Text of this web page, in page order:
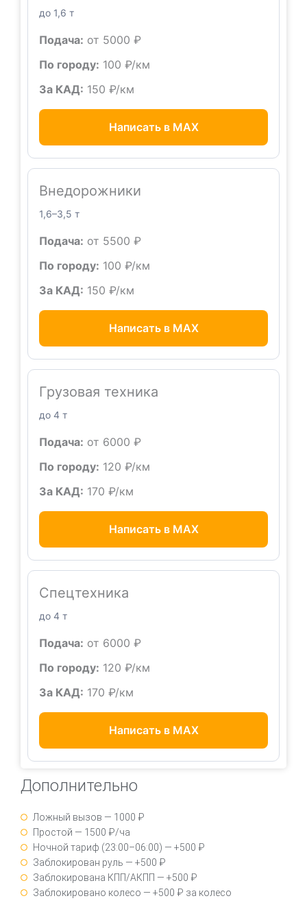
до 1,6 т
Подача: от 5000 ₽
По городу: 100 ₽/км
За КАД: 150 ₽/км
Написать в MAX
Внедорожники
1,6–3,5 т
Подача: от 5500 ₽
По городу: 100 ₽/км
За КАД: 150 ₽/км
Написать в MAX
Грузовая техника
до 4 т
Подача: от 6000 ₽
По городу: 120 ₽/км
За КАД: 170 ₽/км
Написать в MAX
Спецтехника
до 4 т
Подача: от 6000 ₽
По городу: 120 ₽/км
За КАД: 170 ₽/км
Написать в MAX
Дополнительно
Ложный вызов — 1000 ₽
Простой — 1500 ₽/ча
Ночной тариф (23:00–06:00) — +500 ₽
Заблокирован руль — +500 ₽
Заблокирована КПП/АКПП — +500 ₽
Заблокировано колесо — +500 ₽ за колесо